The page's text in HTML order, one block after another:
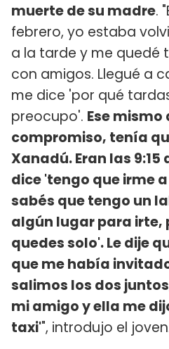
muerte de su madre.
febrero, yo estaba
a la tarde y me quedé
con amigos. Llegué a
me dice 'por qué
preocupo'. Ese
compromiso, tenía
Xanadú. Eran las 9:15
dice 'tengo que irme
sabés que tengo un
algún lugar para irte,
quedes solo'. Le dije
que me había
salimos los dos
mi amigo y ella me
taxi'​", introdujo el